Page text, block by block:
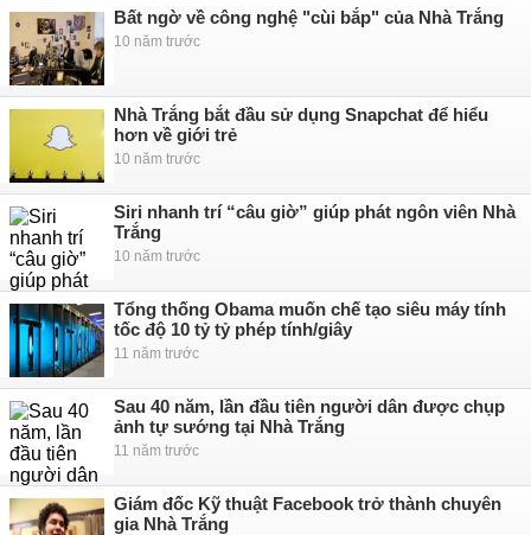
Bất ngờ về công nghệ "cùi bắp" của Nhà Trắng
10 năm trước
Nhà Trắng bắt đầu sử dụng Snapchat để hiểu
hơn về giới trẻ
10 năm trước
Siri nhanh trí “câu giờ” giúp phát ngôn viên Nhà
Trắng
10 năm trước
Tổng thống Obama muốn chế tạo siêu máy tính
tốc độ 10 tỷ tỷ phép tính/giây
11 năm trước
Sau 40 năm, lần đầu tiên người dân được chụp
ảnh tự sướng tại Nhà Trắng
11 năm trước
Giám đốc Kỹ thuật Facebook trở thành chuyên
gia Nhà Trắng